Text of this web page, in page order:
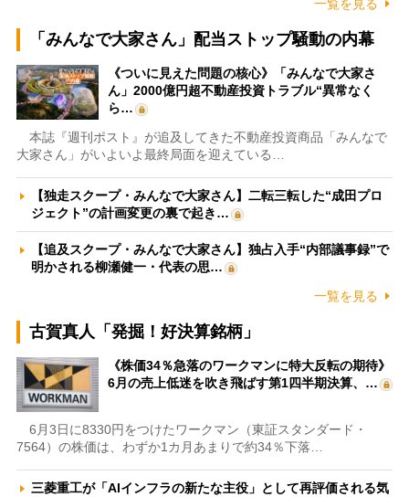
一覧を見る
「みんなで大家さん」配当ストップ騒動の内幕
《ついに見えた問題の核心》「みんなで大家さ
ん」2000億円超不動産投資トラブル“異常なく
ら…
本誌『週刊ポスト』が追及してきた不動産投資商品「みんなで
大家さん」がいよいよ最終局面を迎えている…
【独走スクープ・みんなで大家さん】二転三転した“成田プロ
ジェクト”の計画変更の裏で起き…
【追及スクープ・みんなで大家さん】独占入手“内部議事録”で
明かされる柳瀬健一・代表の思…
一覧を見る
古賀真人「発掘！好決算銘柄」
《株価34％急落のワークマンに特大反転の期待》
6月の売上低迷を吹き飛ばす第1四半期決算、…
6月3日に8330円をつけたワークマン（東証スタンダード・
7564）の株価は、わずか1カ月あまりで約34％下落…
三菱重工が「AIインフラの新たな主役」として再評価される気